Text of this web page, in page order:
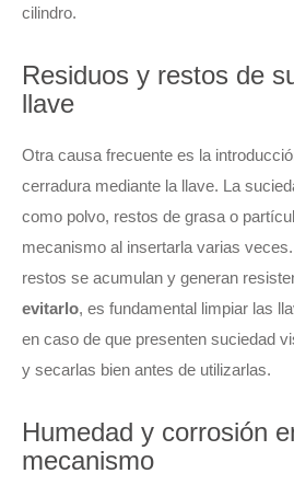
cilindro.
Residuos y restos de
llave
Otra causa frecuente es la
cerradura mediante la llave. La
como polvo, restos de grasa o
mecanismo al insertarla varias
restos se acumulan y generan
evitarlo, es fundamental limpiar las
en caso de que presenten suciedad
y secarlas bien antes de utilizarlas.
Humedad y corrosión
mecanismo